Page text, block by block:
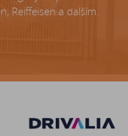
Reiffeisen a dalším.